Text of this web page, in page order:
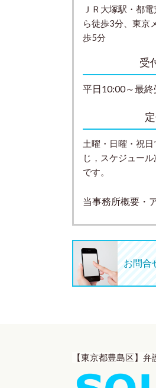
ＪＲ大塚駅・都
ら徒歩3分、東京
歩5分
受
平日10:00～最
土曜・日曜・祝
じ，スケジュー
です。
当事務所概要・
お問合
【東京都豊島区】